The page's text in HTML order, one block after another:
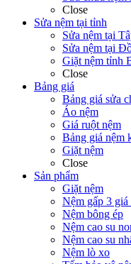
Close
Sửa nệm tại tỉnh
Sửa nệm tại
Sửa nệm tại
Giặt nệm tỉnh
Close
Bảng giá
Bảng giá sửa
Áo nệm
Giá ruột nệm
Bảng giá nệm
Giặt nệm
Close
Sản phẩm
Giặt nệm
Nệm gấp 3 giá
Nệm bông ép
Nệm cao su
Nệm cao su
Nệm lò xo